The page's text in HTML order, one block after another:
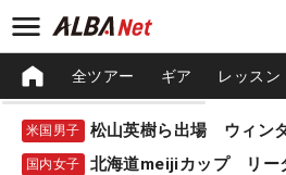
全ツアー ギア レッスン
米国男子
国内女子 北海道meijiカップ リー